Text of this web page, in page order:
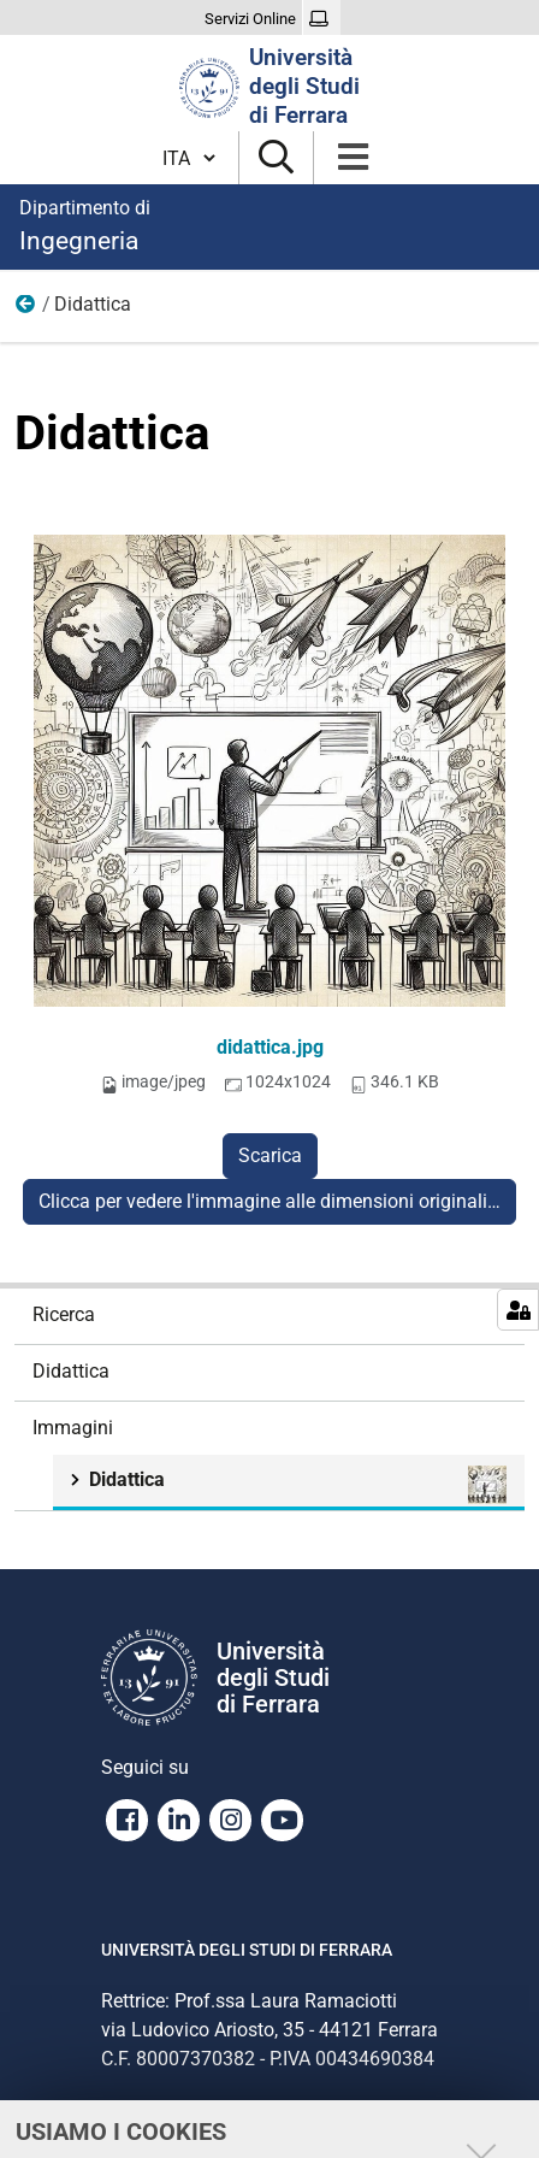
USIAMO I COOKIES
Servizi Online
Università
degli Studi
di Ferrara
Cambia lingua
Dipartimento di
Ingegneria
Immagini
Didattica
Didattica
didattica.jpg
image/jpeg 1024x1024 346.1 KB
Scarica
Clicca per vedere l'immagine alle dimensioni originali…
Ricerca
Didattica
Immagini
Didattica
Università
degli Studi
di Ferrara
Seguici su
Facebook
LinkedinInstagram
Youtube
UNIVERSITÀ DEGLI STUDI DI FERRARA
Rettrice: Prof.ssa Laura Ramaciotti
via Ludovico Ariosto, 35 - 44121 Ferrara
C.F. 80007370382 - P.IVA 00434690384
CONTATTI